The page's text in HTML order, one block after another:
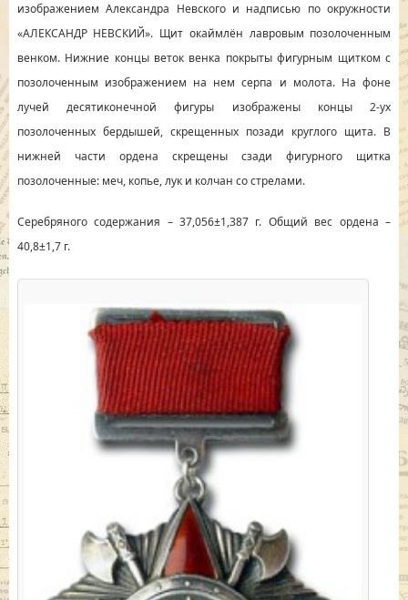
изображением Александра Невского и надписью по окружности
«АЛЕКСАНДР НЕВСКИЙ». Щит окаймлён лавровым позолоченным
венком. Нижние концы веток венка покрыты фигурным щитком с
позолоченным изображением на нем серпа и молота. На фоне
лучей десятиконечной фигуры изображены концы 2-ух
позолоченных бердышей, скрещенных позади круглого щита. В
нижней части ордена скрещены сзади фигурного щитка
позолоченные: меч, копье, лук и колчан со стрелами.
Серебряного содержания – 37,056±1,387 г. Общий вес ордена –
40,8±1,7 г.